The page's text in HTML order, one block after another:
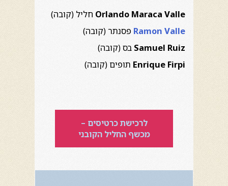
Orlando Maraca Valle חליל (קובה)
Ramon Valle פסנתר (קובה)
Samuel Ruiz בס (קובה)
Enrique Firpi תופים (קובה)
לרכישת כרטיסים –
מכשף החליל הקובני